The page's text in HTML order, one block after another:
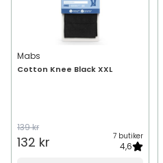
Mabs
Cotton Knee Black XXL
139 kr
132 kr 7 butiker
4,6